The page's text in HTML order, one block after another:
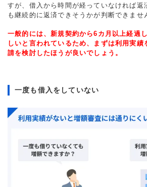
すが、借入から時間が経っていなければ返
も継続的に返済できそうかが判断できませ
一般的には、新規契約から6カ月以上経過
しいと言われているため、まずは利用実績
請を検討したほうが良いでしょう。
一度も借入をしていない